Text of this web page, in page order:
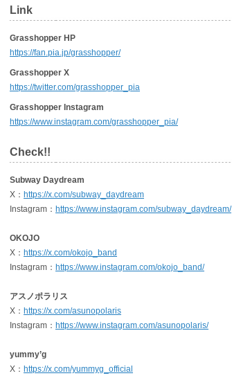
Link
Grasshopper HP
https://fan.pia.jp/grasshopper/
Grasshopper X
https://twitter.com/grasshopper_pia
Grasshopper Instagram
https://www.instagram.com/grasshopper_pia/
Check!!
Subway Daydream
X： https://x.com/subway_daydream
Instagram： https://www.instagram.com/subway_daydream/
OKOJO
X： https://x.com/okojo_band
Instagram： https://www.instagram.com/okojo_band/
アスノポラリス
X： https://x.com/asunopolaris
Instagram： https://www.instagram.com/asunopolaris/
yummy’g
X： https://x.com/yummyg_official